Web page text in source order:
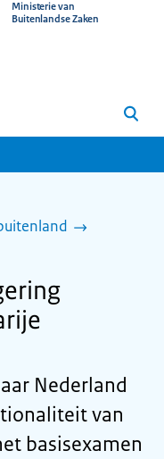
Ministerie van
Buitenlandse Zaken
Zoeken
Nederland
van
basisexamen